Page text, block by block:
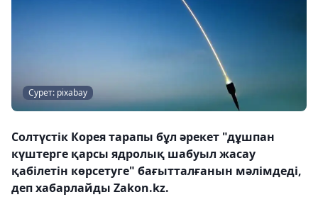
Сурет: pixabay
Солтүстік Корея тарапы бұл әрекет "дұшпан
күштерге қарсы ядролық шабуыл жасау
қабілетін көрсетуге" бағытталғанын мәлімдеді,
деп хабарлайды Zakon.kz.